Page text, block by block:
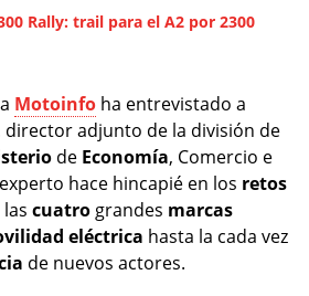
Rally: trail para el A2 por 2300
Motoinfo ha entrevistado a
director adjunto de la división de
de Economía, Comercio e
hace hincapié en los retos
cuatro grandes marcas
eléctrica hasta la cada vez
de nuevos actores.